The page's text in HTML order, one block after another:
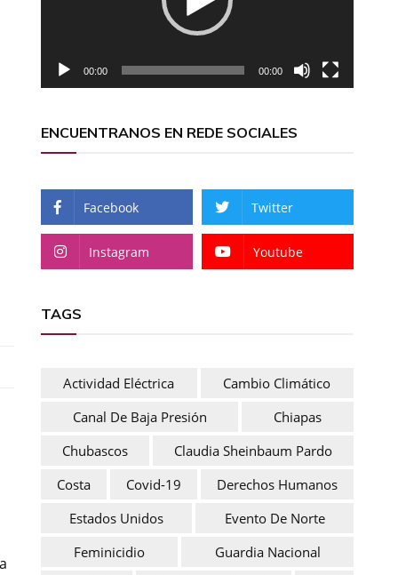
00:00 00:00
ENCUENTRANOS EN REDE SOCIALES
Facebook Twitter
Instagram Youtube
TAGS
Actividad Eléctrica
Cambio Climático
Canal De Baja Presión
Chiapas
Chubascos
Claudia Sheinbaum Pardo
Costa
Covid-19
Derechos Humanos
Estados Unidos
Evento De Norte
Feminicidio
Guardia Nacional